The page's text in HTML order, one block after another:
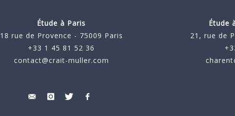
Étude à Paris
18 rue de Provence - 75009 Paris
+33 1 45 81 52 36
contact@crait-muller.com
Étude
21, rue de